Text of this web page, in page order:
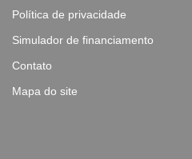
Política de privacidade
Simulador de financiamento
Contato
Mapa do site